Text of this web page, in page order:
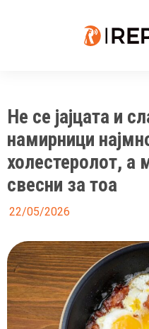
Не се јајцата и
намирници
холестеролот, а
свесни за тоа
22/05/2026